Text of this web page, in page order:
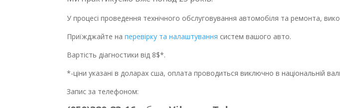
У процесі проведення технічного обслуговування автомобіля та ремонта,
Приїжджайте наперевірку та налаштування систем вашого авто.
Вартість діагностики від 8$*.
*-ціни указані в доларах сша, оплата проводиться виключно в національній
Запис за телефоном: